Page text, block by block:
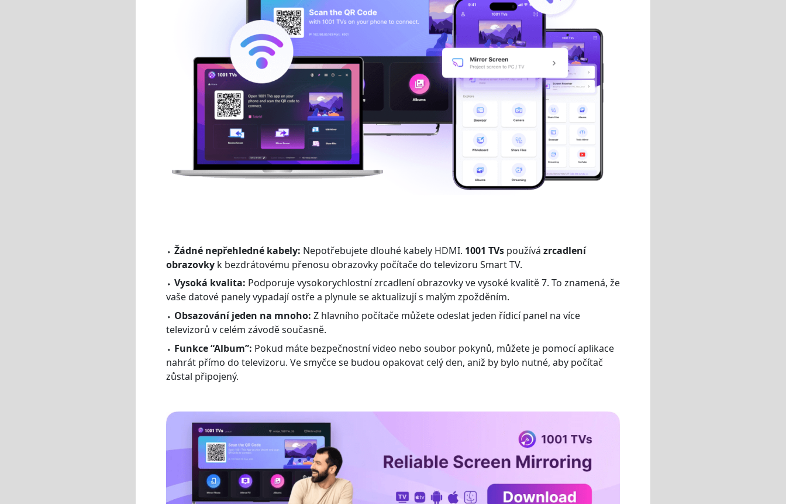
⬩ Žádné nepřehledné kabely: Nepotřebujete dlouhé kabely HDMI. 1001 TVs používá zrcadlení
obrazovky k bezdrátovému přenosu obrazovky počítače do televizoru Smart TV.
⬩ Vysoká kvalita: Podporuje vysokorychlostní zrcadlení obrazovky ve vysoké kvalitě 7. To znamená, že
vaše datové panely vypadají ostře a plynule se aktualizují s malým zpožděním.
⬩ Obsazování jeden na mnoho: Z hlavního počítače můžete odeslat jeden řídicí panel na více
televizorů v celém závodě současně.
⬩ Funkce “Album”: Pokud máte bezpečnostní video nebo soubor pokynů, můžete je pomocí aplikace
nahrát přímo do televizoru. Ve smyčce se budou opakovat celý den, aniž by bylo nutné, aby počítač
zůstal připojený.